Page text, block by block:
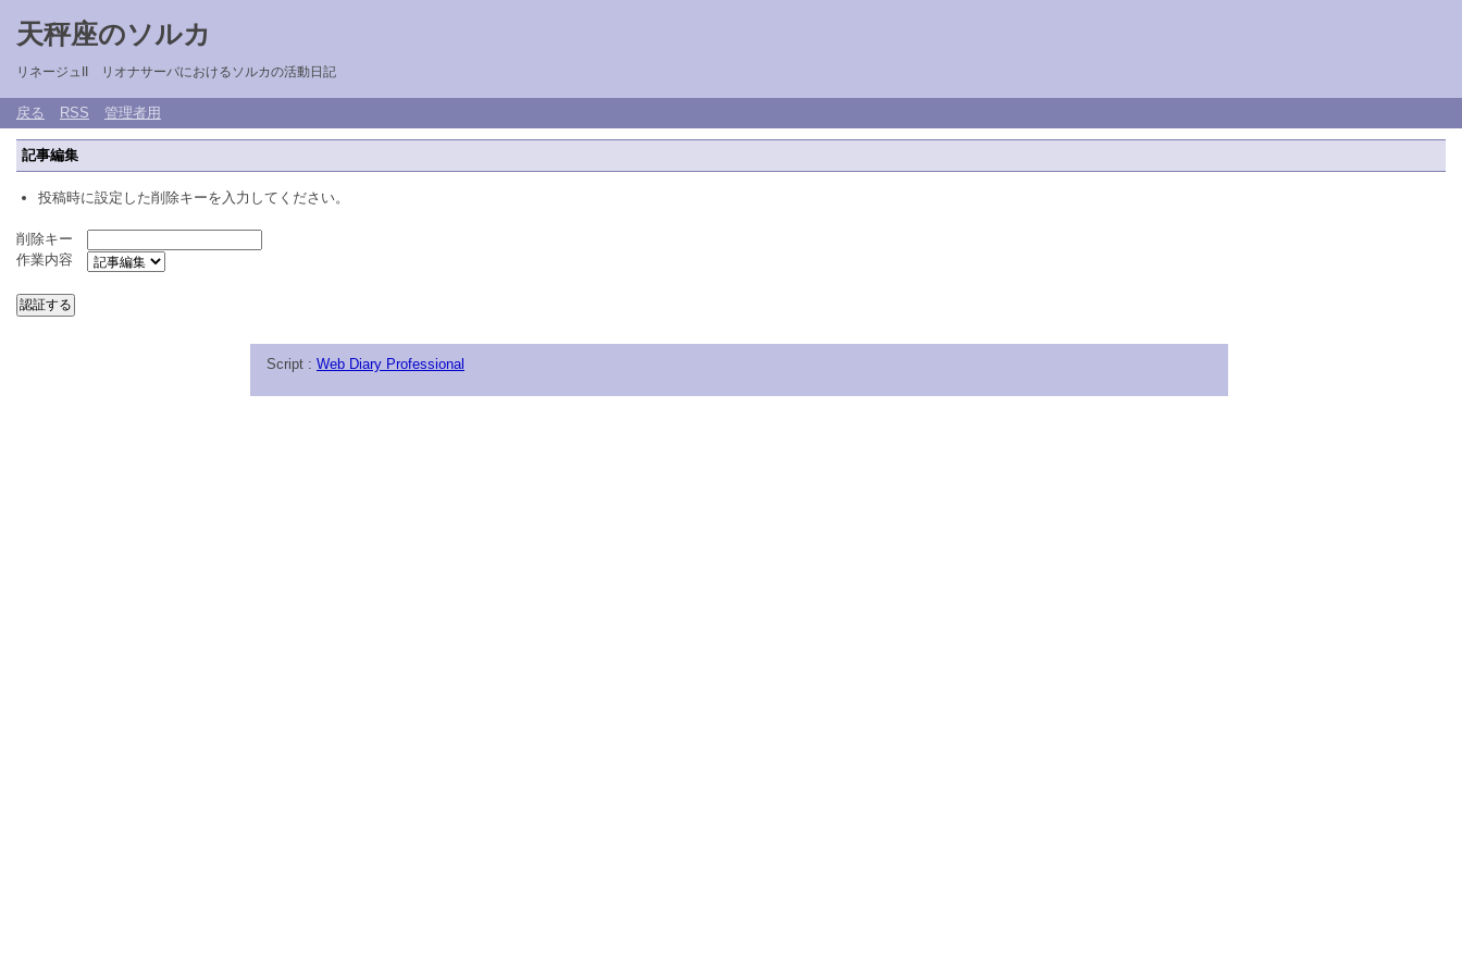
天秤座のソルカ
リネージュII リオナサーバにおけるソルカの活動日記
戻る RSS 管理者用
記事編集
投稿時に設定した削除キーを入力してください。
削除キー
作業内容
Script : Web Diary Professional